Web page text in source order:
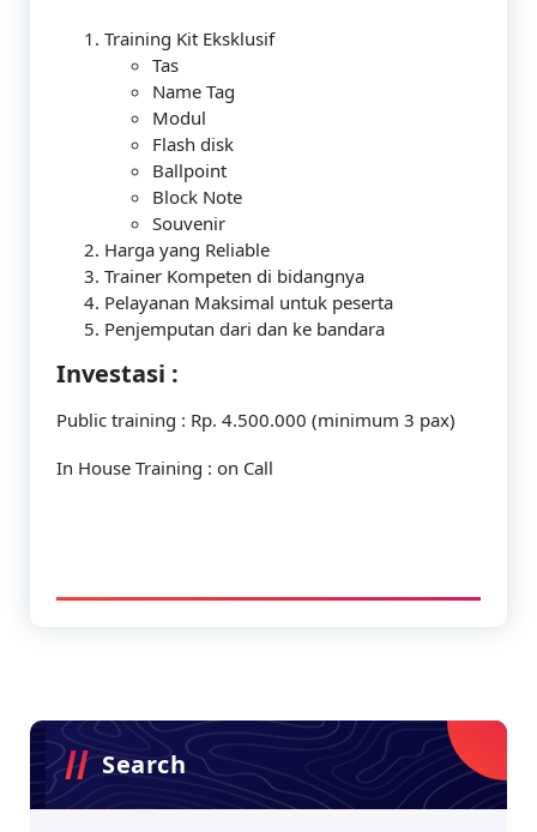
Training Kit Eksklusif
Tas
Name Tag
Modul
Flash disk
Ballpoint
Block Note
Souvenir
Harga yang Reliable
Trainer Kompeten di bidangnya
Pelayanan Maksimal untuk peserta
Penjemputan dari dan ke bandara
Investasi :
Public training : Rp. 4.500.000 (minimum 3 pax)
In House Training : on Call
Search